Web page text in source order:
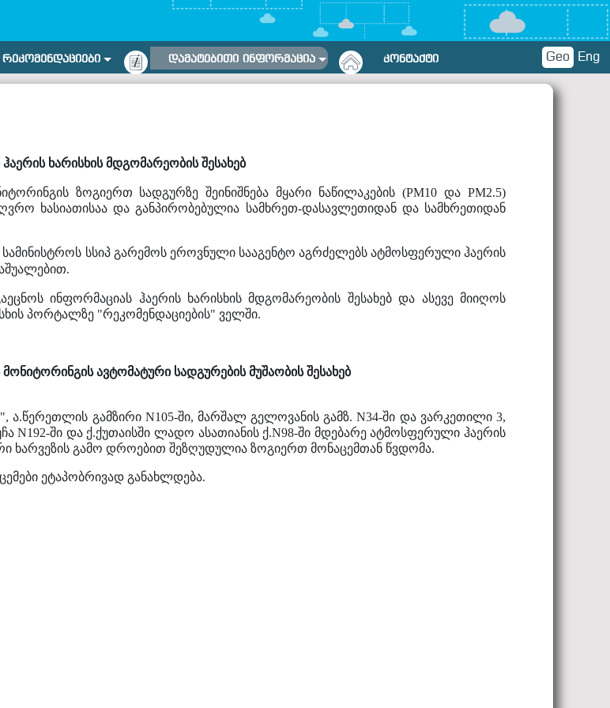
ᲠᲔᲙᲝᲛᲔᲜᲓᲐᲪᲘᲔᲑᲘ ᲓᲐᲛᲐᲢᲔᲑᲘᲗᲘ ᲘᲜᲤᲝᲠᲛᲐᲪᲘᲐ ᲙᲝᲜᲢᲐᲥᲢᲘ Geo Eng
ჰაერის ხარისხის მდგომარეობის შესახებ
ზოგიერთ სადგურზე შეინიშნება მყარი ნაწილაკების (PM10 და PM2.5)
ხასიათისაა და განპირობებულია სამხრეთ-დასავლეთიდანდა სამხრეთიდან
სსიპ გარემოს ეროვნული სააგენტო აგრძელებს ატმოსფერული ჰაერის
ინფორმაციას ჰაერის ხარისხის მდგომარეობის შესახებ და ასევე მიიღოს
პორტალზე "რეკომენდაციების" ველში.
ავტომატური სადგურების მუშაობის შესახებ
ა.წერეთლის გამზირი N105-ში, მარშალ გელოვანის გამზ. N34-ში და ვარკეთილი 3,
N192-ში და ქ.ქუთაისში ლადო ასათიანის ქ.N98-ში მდებარე ატმოსფერული ჰაერის
ხარვეზის გამო დროებით შეზღუდულია ზოგიერთ მონაცემთან წვდომა.
ეტაპობრივად განახლდება.